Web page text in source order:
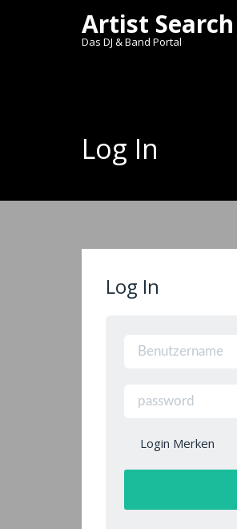
Artist Search
Das DJ & Band Portal
Log In
Log In
Login Merken